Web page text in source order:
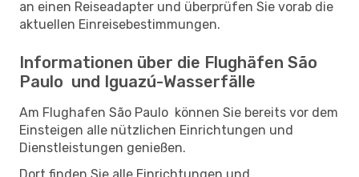
an einen Reiseadapter und überprüfen Sie vorab die
aktuellen Einreisebestimmungen.
Informationen über die Flughäfen São
Paulo und Iguazú-Wasserfälle
Am Flughafen São Paulo können Sie bereits vor dem
Einsteigen alle nützlichen Einrichtungen und
Dienstleistungen genießen.